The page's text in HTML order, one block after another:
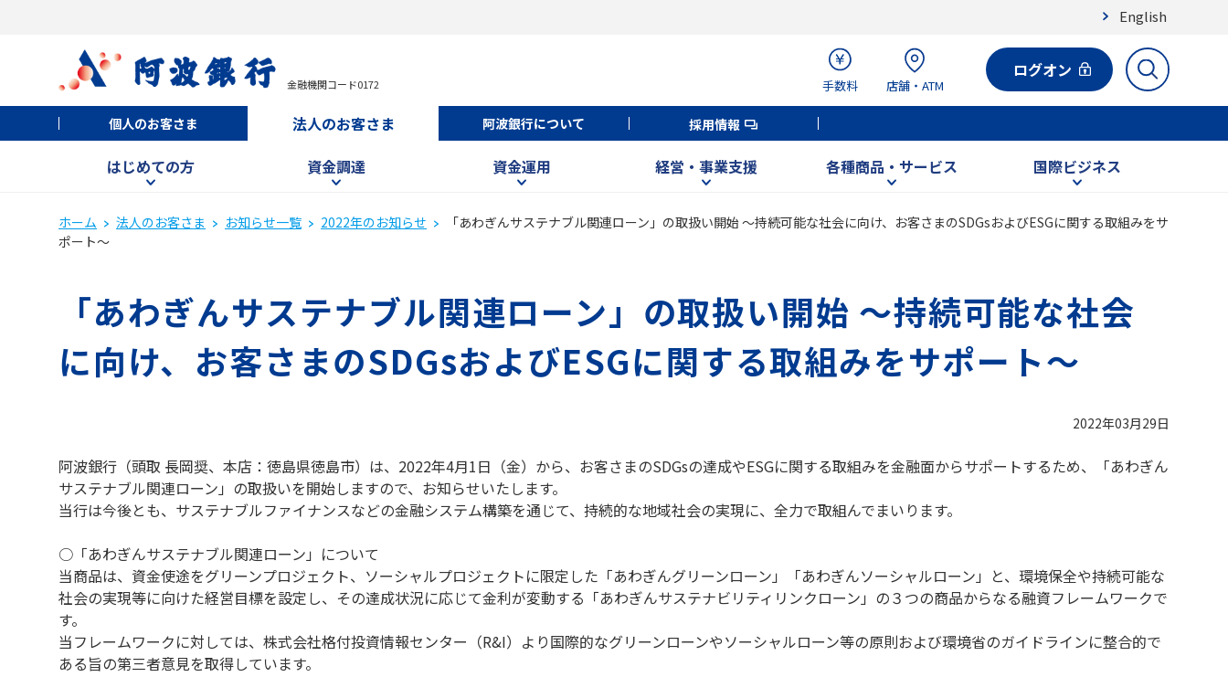
English
金融機関コード0172 手数料 店舗・ATM
ログオン
個人のお客さま 法人のお客さま 阿波銀行について 採用情報
はじめての方 資金調達 資金運用 経営・事業支援 各種商品・サービス 国際ビジネス
ホーム 法人のお客さま お知らせ一覧 2022年のお知らせ
「あわぎんサステナブル関連ローン」の取扱い開始 ～持続可能な社会に向け、お客さまのSDGsおよびESGに関する取組みをサ
ポート～
「あわぎんサステナブル関連ローン」の取扱い開始 ～持続可能な社会
に向け、お客さまのSDGsおよびESGに関する取組みをサポート～
2022年03月29日
阿波銀行（頭取 長岡奨、本店：徳島県徳島市）は、2022年4月1日（金）から、お客さまのSDGsの達成やESGに関する取組みを金融面からサポートするため、「あわぎん
サステナブル関連ローン」の取扱いを開始しますので、お知らせいたします。
当行は今後とも、サステナブルファイナンスなどの金融システム構築を通じて、持続的な地域社会の実現に、全力で取組んでまいります。
○「あわぎんサステナブル関連ローン」について
当商品は、資金使途をグリーンプロジェクト、ソーシャルプロジェクトに限定した「あわぎんグリーンローン」「あわぎんソーシャルローン」と、環境保全や持続可能な
社会の実現等に向けた経営目標を設定し、その達成状況に応じて金利が変動する「あわぎんサステナビリティリンクローン」の３つの商品からなる融資フレームワークで
す。
当フレームワークに対しては、株式会社格付投資情報センター（R&I）より国際的なグリーンローンやソーシャルローン等の原則および環境省のガイドラインに整合的で
ある旨の第三者意見を取得しています。